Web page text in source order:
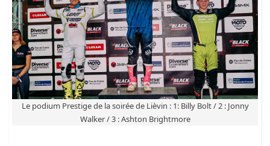
Le podium Prestige de la soirée de Lièvin : 1: Billy Bolt / 2 : Jonny
Walker / 3 : Ashton Brightmore